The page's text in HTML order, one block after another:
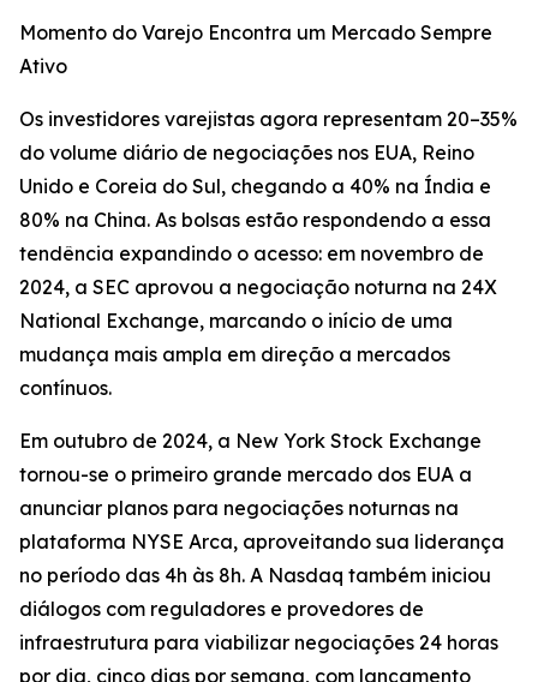
Momento do Varejo Encontra um Mercado Sempre
Ativo
Os investidores varejistas agora representam 20–35%
do volume diário de negociações nos EUA, Reino
Unido e Coreia do Sul, chegando a 40% na Índia e
80% na China. As bolsas estão respondendo a essa
tendência expandindo o acesso: em novembro de
2024, a SEC aprovou a negociação noturna na 24X
National Exchange, marcando o início de uma
mudança mais ampla em direção a mercados
contínuos.
Em outubro de 2024, a New York Stock Exchange
tornou-se o primeiro grande mercado dos EUA a
anunciar planos para negociações noturnas na
plataforma NYSE Arca, aproveitando sua liderança
no período das 4h às 8h. A Nasdaq também iniciou
diálogos com reguladores e provedores de
infraestrutura para viabilizar negociações 24 horas
por dia, cinco dias por semana, com lançamento